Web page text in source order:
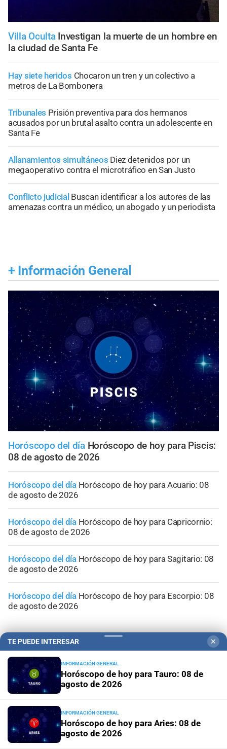
Villa Oculta Investigan la muerte de un hombre en
la ciudad de Santa Fe
Hay siete heridos Chocaron un tren y un colectivo a
metros de La Bombonera
Tribunales Prisión preventiva para dos hermanos
acusados por un brutal asalto contra un adolescente en
Santa Fe
Allanamientos simultáneos Diez detenidos por un
megaoperativo contra el microtráfico en San Justo
Conflicto judicial Buscan identificar a los autores de las
amenazas contra un médico, un abogado y un periodista
+ Información General
Horóscopo del día Horóscopo de hoy para Piscis:
08 de agosto de 2026
Horóscopo del día Horóscopo de hoy para Acuario: 08
de agosto de 2026
Horóscopo del día Horóscopo de hoy para Capricornio:
08 de agosto de 2026
Horóscopo del día Horóscopo de hoy para Sagitario: 08
de agosto de 2026
Horóscopo del día Horóscopo de hoy para Escorpio: 08
de agosto de 2026
TE PUEDE INTERESAR ✕
INFORMACIÓN GENERAL
Horóscopo de hoy para Tauro: 08 de
agosto de 2026
INFORMACIÓN GENERAL
Horóscopo de hoy para Aries: 08 de
agosto de 2026